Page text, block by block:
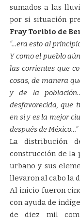
sumados a las
por si situación
Fray Toribio de
“…era esto al
Y como el pueblo
las corrientes que
cosas, de manera
y de la
desfavorecida, que
en si y es la mejor
después de México…”
La distribución
construcción de la
urbano y sus
llevaron al cabo la
Al inicio fueron
con ayuda de
de diez mil